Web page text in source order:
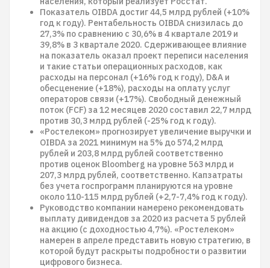
Показатель OIBDA достиг 44,5 млрд рублей (+10%
год к году). Рентабельность OIBDA снизилась до
27,3% по сравнению с 30,6% в 4 квартале 2019 и
39,8% в 3 квартале 2020. Сдерживающее влияние
на показатель оказал проект переписи населения
и такие статьи операционных расходов, как
расходы на персонал (+16% год к году), D&A и
обесценение (+18%), расходы на оплату услуг
операторов связи (+17%). Свободный денежный
поток (FCF) за 12 месяцев 2020 составил 22,7 млрд
против 30,3 млрд рублей (-25% год к году).
«Ростелеком» прогнозирует увеличение выручки и
OIBDA за 2021 минимум на 5% до 574,2 млрд
рублей и 203,8 млрд рублей соответственно
против оценок Bloomberg на уровне 563 млрд и
207,3 млрд рублей, соответственно. Капзатраты
без учета госпрограмм планируются на уровне
около 110-115 млрд рублей (+2,7-7,4% год к году).
Руководство компании намерено рекомендовать
выплату дивидендов за 2020 из расчета 5 рублей
на акцию (с доходностью 4,7%). «Ростелеком»
намерен в апреле представить новую стратегию, в
которой будут раскрыты подробности о развитии
цифрового бизнеса.